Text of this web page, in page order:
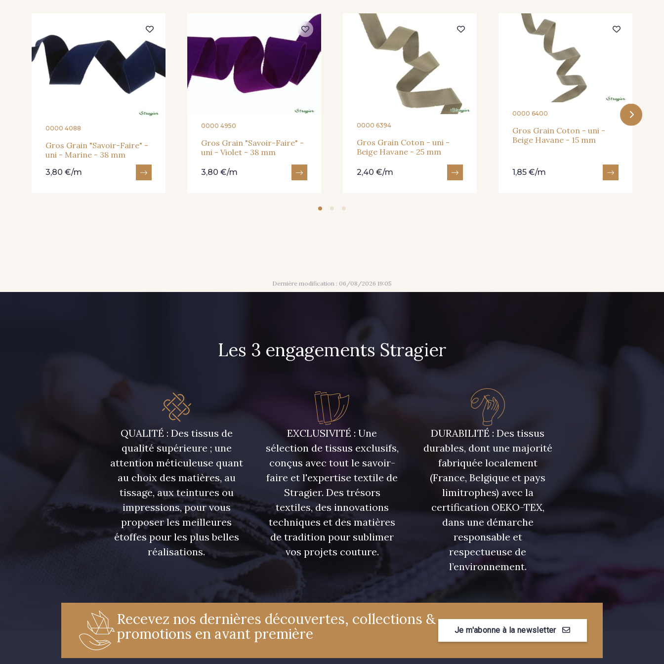
0000 4088
Gros Grain "Savoir-Faire" -
uni - Marine - 38 mm
3,80 €/m
0000 4950
Gros Grain "Savoir-Faire" -
uni - Violet - 38 mm
3,80 €/m
0000 6394
Gros Grain Coton - uni -
Beige Havane - 25 mm
2,40 €/m
0000 6400
Gros Grain Coton - uni -
Beige Havane - 15 mm
1,85 €/m
Dernière modification : 06/08/2026 19:05
Les 3 engagements Stragier
QUALITÉ : Des tissus de
qualité supérieure ; une
attention méticuleuse quant
au choix des matières, au
tissage, aux teintures ou
impressions, pour vous
proposer les meilleures
étoffes pour les plus belles
réalisations.
EXCLUSIVITÉ : Une
sélection de tissus exclusifs,
conçus avec tout le savoir-
faire et l'expertise textile de
Stragier. Des trésors
textiles, des innovations
techniques et des matières
de tradition pour sublimer
vos projets couture.
DURABILITÉ : Des tissus
durables, dont une majorité
fabriquée localement
(France, Belgique et pays
limitrophes) avec la
certification OEKO-TEX,
dans une démarche
responsable et
respectueuse de
l’environnement.
Recevez nos dernières découvertes, collections &
promotions en avant première
Je m'abonne à la newsletter